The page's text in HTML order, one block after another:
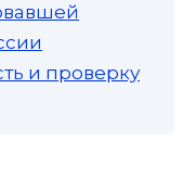
и проверку